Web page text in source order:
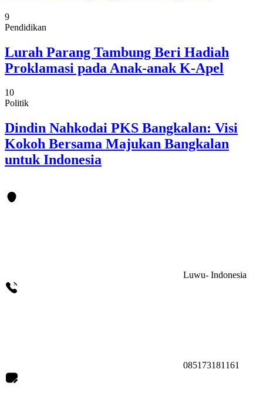
9
Pendidikan
Lurah Parang Tambung Beri Hadiah
Proklamasi pada Anak-anak K-Apel
10
Politik
Dindin Nahkodai PKS Bangkalan: Visi
Kokoh Bersama Majukan Bangkalan
untuk Indonesia
Luwu- Indonesia
085173181161